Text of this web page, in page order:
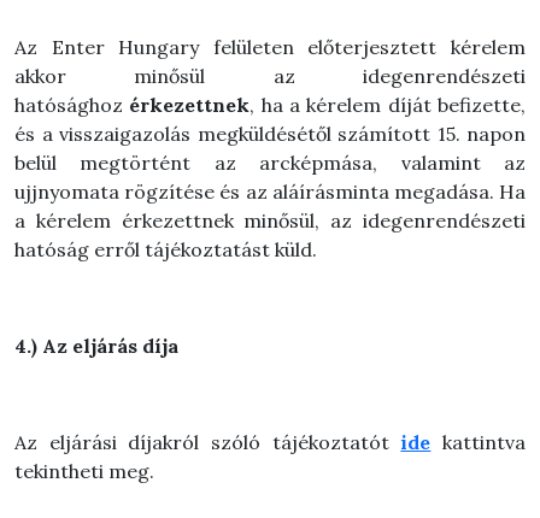
Az Enter Hungary felületen előterjesztett kérelem
akkor minősül az idegenrendészeti
hatósághoz érkezettnek, ha a kérelem díját befizette,
és a visszaigazolás megküldésétől számított 15. napon
belül megtörtént az arcképmása, valamint az
ujjnyomata rögzítése és az aláírásminta megadása. Ha
a kérelem érkezettnek minősül, az idegenrendészeti
hatóság erről tájékoztatást küld.
4.) Az eljárás díja
Az eljárási díjakról szóló tájékoztatótide kattintva
tekintheti meg.